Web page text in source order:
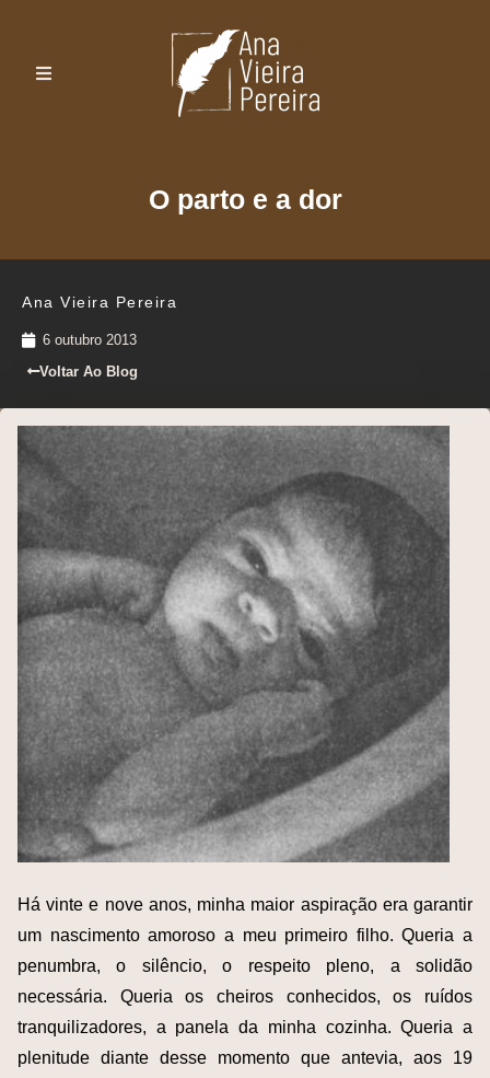
O parto e a dor
Ana Vieira Pereira
6 outubro 2013
Voltar Ao Blog
Há vinte e nove anos, minha maior aspiração era garantir
um nascimento amoroso a meu primeiro filho. Queria a
penumbra, o silêncio, o respeito pleno, a solidão
necessária. Queria os cheiros conhecidos, os ruídos
tranquilizadores, a panela da minha cozinha. Queria a
plenitude diante desse momento que antevia, aos 19